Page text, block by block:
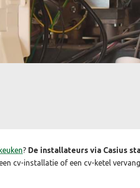
keuken? De installateurs via Casius
cv-installatie of een cv-ketel